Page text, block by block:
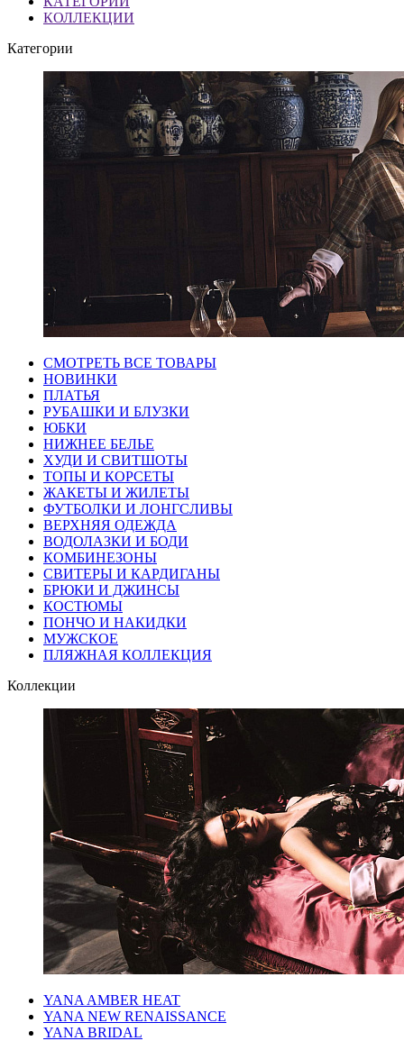
КОЛЛЕКЦИИ
Категории
СМОТРЕТЬ ВСЕ ТОВАРЫ
НОВИНКИ
ПЛАТЬЯ
РУБАШКИ И БЛУЗКИ
ЮБКИ
НИЖНЕЕ БЕЛЬЕ
ХУДИ И СВИТШОТЫ
ТОПЫ И КОРСЕТЫ
ЖАКЕТЫ И ЖИЛЕТЫ
ФУТБОЛКИ И ЛОНГСЛИВЫ
ВЕРХНЯЯ ОДЕЖДА
ВОДОЛАЗКИ И БОДИ
КОМБИНЕЗОНЫ
СВИТЕРЫ И КАРДИГАНЫ
БРЮКИ И ДЖИНСЫ
КОСТЮМЫ
ПОНЧО И НАКИДКИ
МУЖСКОЕ
ПЛЯЖНАЯ КОЛЛЕКЦИЯ
Коллекции
YANA AMBER HEAT
YANA NEW RENAISSANCE
YANA BRIDAL